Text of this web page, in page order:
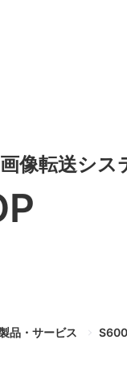
像転送シス
品・サービス